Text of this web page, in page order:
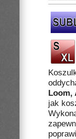
Loom,
jak